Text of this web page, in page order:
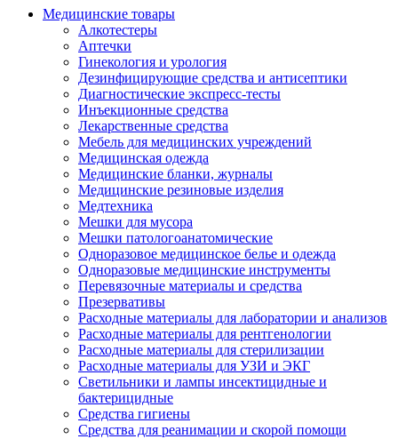
Медицинские товары
Алкотестеры
Аптечки
Гинекология и урология
Дезинфицирующие средства и антисептики
Диагностические экспресс-тесты
Инъекционные средства
Лекарственные средства
Мебель для медицинских учреждений
Медицинская одежда
Медицинские бланки, журналы
Медицинские резиновые изделия
Медтехника
Мешки для мусора
Мешки патологоанатомические
Одноразовое медицинское белье и одежда
Одноразовые медицинские инструменты
Перевязочные материалы и средства
Презервативы
Расходные материалы для лаборатории и анализов
Расходные материалы для рентгенологии
Расходные материалы для стерилизации
Расходные материалы для УЗИ и ЭКГ
Светильники и лампы инсектицидные и
бактерицидные
Средства гигиены
Средства для реанимации и скорой помощи